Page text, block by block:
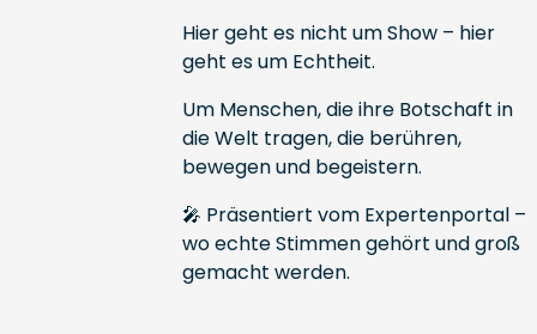
Hier geht es nicht um Show – hier
geht es um Echtheit.
Um Menschen, die ihre Botschaft in
die Welt tragen, die berühren,
bewegen und begeistern.
🎤 Präsentiert vom Expertenportal –
wo echte Stimmen gehört und groß
gemacht werden.